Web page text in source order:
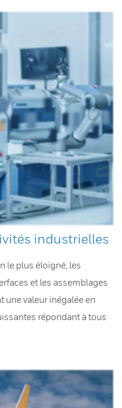
industrielles
le plus éloigné, les
et les assemblages
une valeur inégalée en
répondant à tous